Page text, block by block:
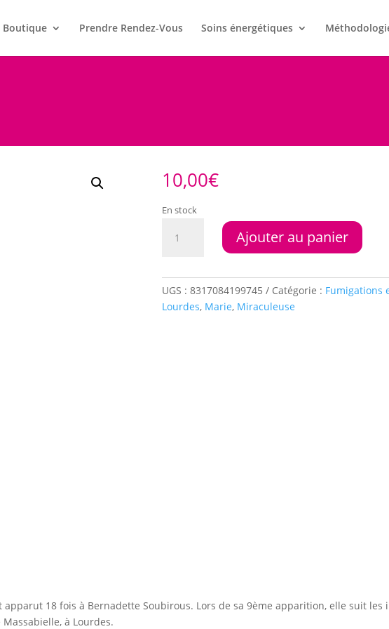
Boutique Prendre Rendez-Vous Soins énergétiques
10,00€
En stock
Ajouter au panier
UGS : 8317084199745 Catégorie : Fumigations
Lourdes, Marie, Miraculeuse
18 fois à Bernadette Soubirous. Lors de sa 9ème apparition, elle suit les
à Lourdes.